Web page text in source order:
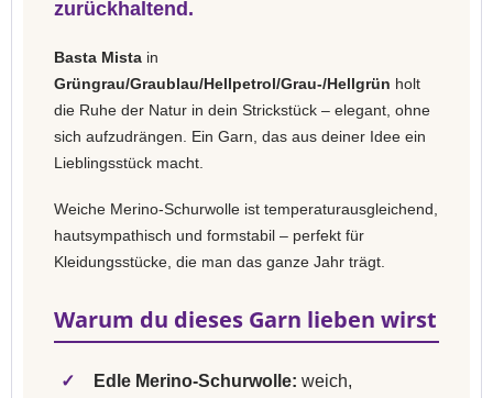
zurückhaltend.
Basta Mista in
Grüngrau/Graublau/Hellpetrol/Grau-/Hellgrün holt
die Ruhe der Natur in dein Strickstück – elegant, ohne
sich aufzudrängen. Ein Garn, das aus deiner Idee ein
Lieblingsstück macht.
Weiche Merino-Schurwolle ist temperaturausgleichend,
hautsympathisch und formstabil – perfekt für
Kleidungsstücke, die man das ganze Jahr trägt.
Warum du dieses Garn lieben wirst
✓ Edle Merino-Schurwolle: weich,